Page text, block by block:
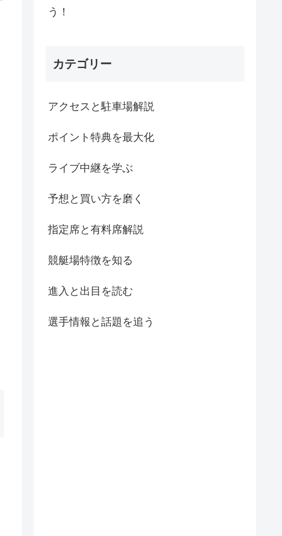
う！
カテゴリー
アクセスと駐車場解説
ポイント特典を最大化
ライブ中継を学ぶ
予想と買い方を磨く
指定席と有料席解説
競艇場特徴を知る
進入と出目を読む
選手情報と話題を追う